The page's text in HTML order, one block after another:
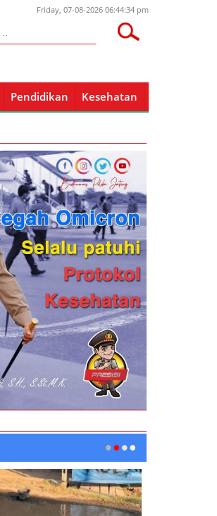
Friday, 07-08-2026 06:44:34 pm
Himbau Masyarakat Jangan
Pendidikan Kesehatan